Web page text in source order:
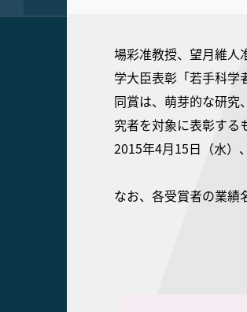
場彩准教授、望月維人
学大臣表彰「若手科学
同賞は、萌芽的な研究
究者を対象に表彰する
2015年4月15日（水）
なお、各受賞者の業績